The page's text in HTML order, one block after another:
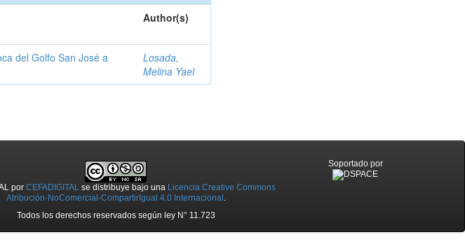
Author(s)
del Golfo San José a
Losada,
Melina Yael
porCEFADIGITAL se distribuye bajo una Licencia Creative Commons
Atribución-NoComercial-CompartirIgual 4.0 Internacional .
Todos los derechos reservados según ley N° 11.723
Soportado por